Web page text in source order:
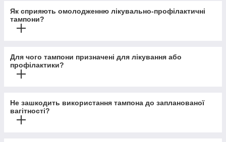
Як сприяють омолодженню лікувально-профілактичні
тампони?
Для чого тампони призначені для лікування або
профілактики?
Не зашкодить використання тампона до запланованої
вагітності?